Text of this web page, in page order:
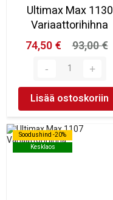
Ultimax Max 1130
Variaattorihihna
74,50 €
93,00 €
Lisää ostoskoriin
Soodushind -20%
Kesklaos
Soodushind -20%
Kesklaos